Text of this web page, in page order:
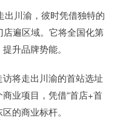
川渝，彼时凭借独特的
遍区域。它将全国化第
升品牌势能。
将走出川渝的首站选址
业项目，凭借“首店+首
的商业标杆。